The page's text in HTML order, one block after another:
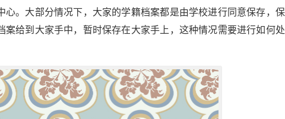
。大部分情况下，大家的学籍档案都是由学校进行同意保存，
给到大家手中，暂时保存在大家手上，这种情况需要进行如何